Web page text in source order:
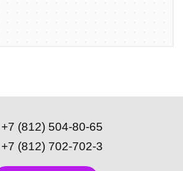
+7 (812) 504-80-65
+7 (812) 702-702-3